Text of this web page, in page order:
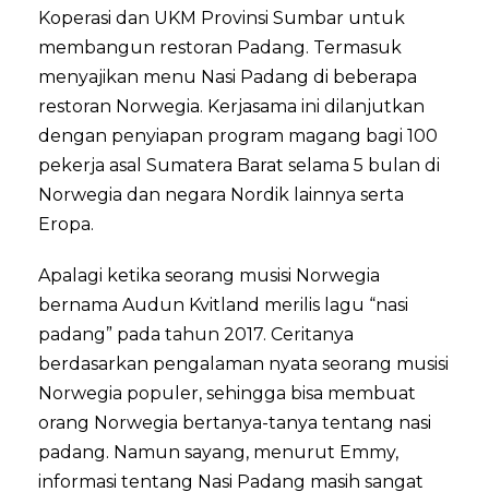
Koperasi dan UKM Provinsi Sumbar untuk
membangun restoran Padang. Termasuk
menyajikan menu Nasi Padang di beberapa
restoran Norwegia. Kerjasama ini dilanjutkan
dengan penyiapan program magang bagi 100
pekerja asal Sumatera Barat selama 5 bulan di
Norwegia dan negara Nordik lainnya serta
Eropa.
Apalagi ketika seorang musisi Norwegia
bernama Audun Kvitland merilis lagu “nasi
padang” pada tahun 2017. Ceritanya
berdasarkan pengalaman nyata seorang musisi
Norwegia populer, sehingga bisa membuat
orang Norwegia bertanya-tanya tentang nasi
padang. Namun sayang, menurut Emmy,
informasi tentang Nasi Padang masih sangat